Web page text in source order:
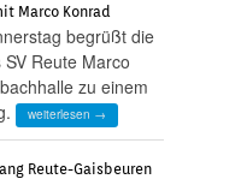
Marco Konrad
begrüßt die
Reute Marco
zu einem
weiterlesen →
Reute-Gaisbeuren